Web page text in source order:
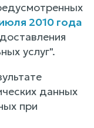
2010 года
услуг".
данных
при